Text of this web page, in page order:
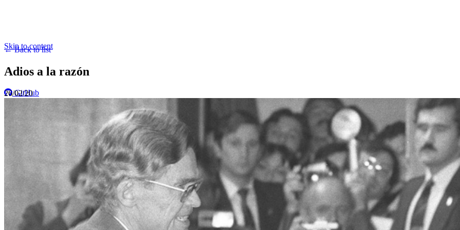
Skip to content
GitHub
← Back to list
Adios a la razón
26/02/20